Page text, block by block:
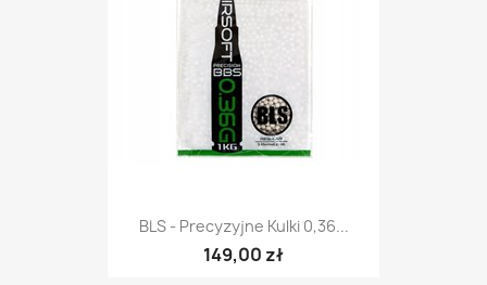
BLS - Precyzyjne Kulki 0,36...
149,00 zł